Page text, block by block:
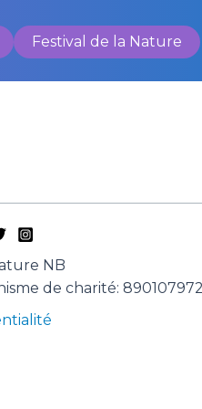
Festival de la Nature
NB
de charité: